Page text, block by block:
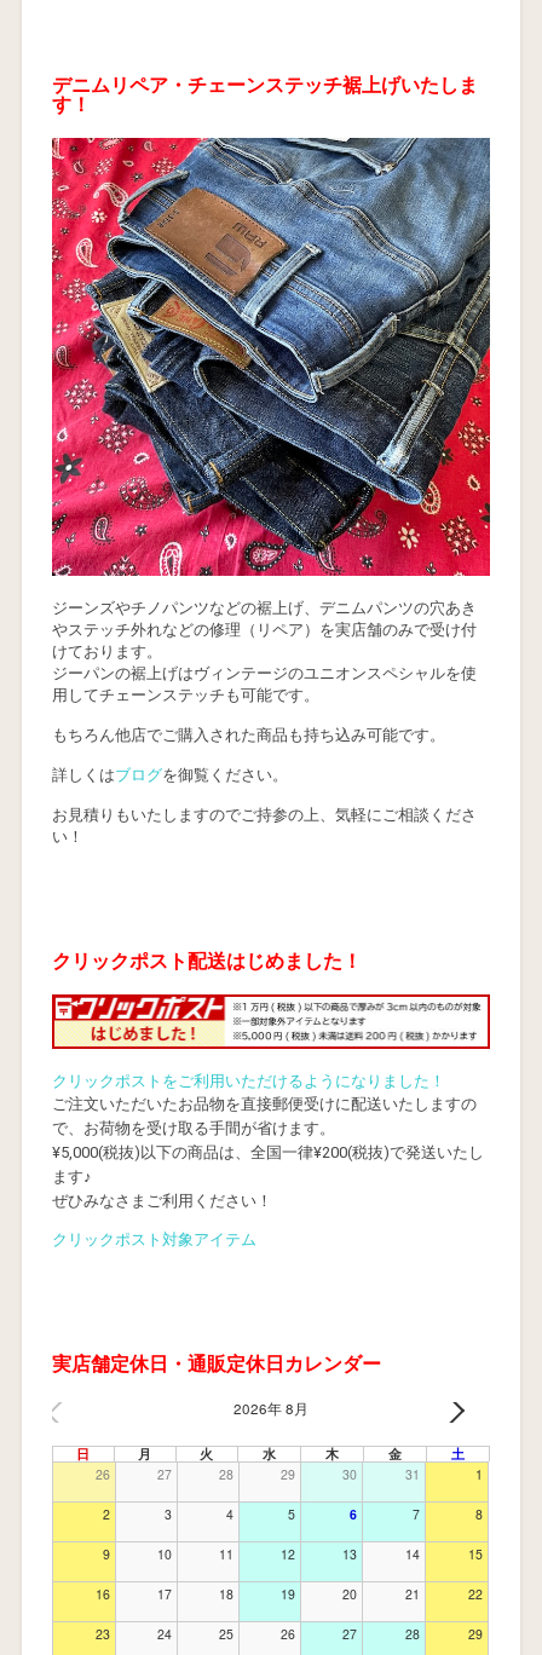
デニムリペア・チェーンステッチ裾上げいたしま
す！
ジーンズやチノパンツなどの裾上げ、デニムパンツの穴あき
やステッチ外れなどの修理（リペア）を実店舗のみで受け付
けております。
ジーパンの裾上げはヴィンテージのユニオンスペシャルを使
用してチェーンステッチも可能です。
もちろん他店でご購入された商品も持ち込み可能です。
詳しくはブログを御覧ください。
お見積りもいたしますのでご持参の上、気軽にご相談くださ
い！
クリックポスト配送はじめました！
クリックポストをご利用いただけるようになりました！
ご注文いただいたお品物を直接郵便受けに配送いたしますの
で、お荷物を受け取る手間が省けます。
¥5,000(税抜)以下の商品は、全国一律¥200(税抜)で発送いたし
ます♪
ぜひみなさまご利用ください！
クリックポスト対象アイテム
実店舗定休日・通販定休日カレンダー
2026年 8月
日 月 火 水 木 金
土
26
27 28 29 30 31 1
2 3 4 5 6 7 8
9 10 11 12 13 14 15
16 17 18 19 20 21 22
23 24 25 26 27 28 29